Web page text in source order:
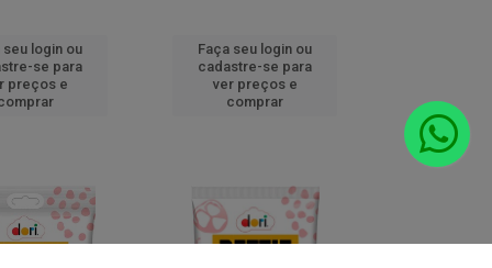
seu login ou
se para
preços e
Faça seu login ou
cadastre-se para
ver preços e
comprar